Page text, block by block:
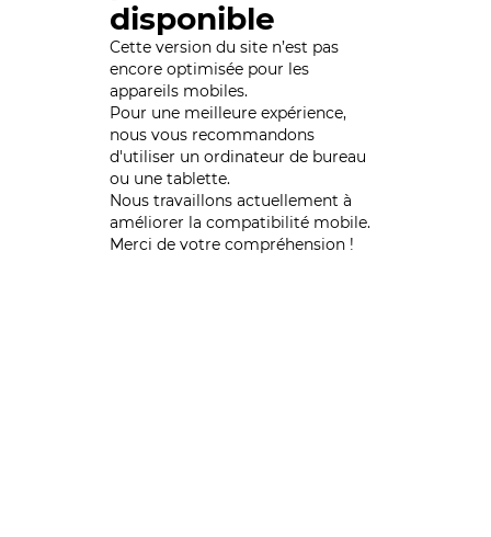
disponible
Cette version du site n’est pas
encore optimisée pour les
appareils mobiles.
Pour une meilleure expérience,
nous vous recommandons
d'utiliser un ordinateur de bureau
ou une tablette.
Nous travaillons actuellement à
améliorer la compatibilité mobile.
Merci de votre compréhension !